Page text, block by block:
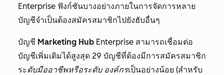
Enterprise ฟังก์ชันบางอย่างภายในการจัดการหลาย
บัญชีจำเป็นต้องสมัครสมาชิกไปยังฮับอื่นๆ
บัญชี Marketing Hub Enterprise สามารถเชื่อมต่อ
บัญชีเพิ่มเติมได้สูงสุด 29 บัญชีที่ต้องมีการสมัครสมาชิก
ระดับมืออาชีพหรือระดับ องค์กรเป็นอย่างน้อย (สำหรับ